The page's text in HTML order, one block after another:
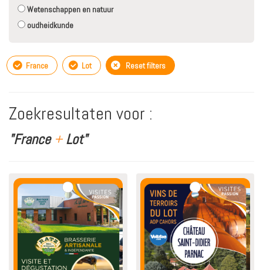
Wetenschappen en natuur
oudheidkunde
France Lot Reset filters
Zoekresultaten voor :
"France +Lot"